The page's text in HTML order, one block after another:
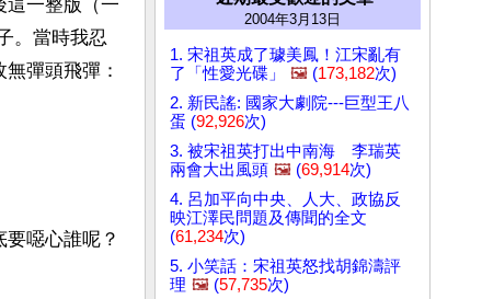
這一整版（一
。當時我忍
彈頭飛彈：
噁心誰呢？
2004年3月13日
1. 宋祖英成了璩美鳳！江宋亂有
了「性愛光碟」
🖼️ (173,182次)
2. 新民謠: 國家大劇院---巨型王八
蛋 (92,926次)
3. 被宋祖英打出中南海 李瑞英
兩會大出風頭 🖼️ (69,914次)
4. 呂加平向中央、人大、政協反
映江澤民問題及傳聞的全文
(61,234次)
5. 小笑話：宋祖英怒找胡錦濤評
理 🖼️ (57,735次)